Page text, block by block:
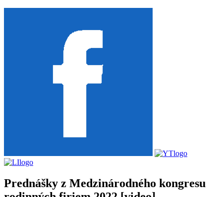
Prednášky z Medzinárodného kongresu